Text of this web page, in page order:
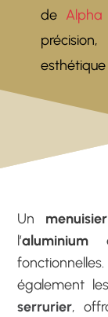
de Alpha
Un menuisier
l’aluminium
également
serrurier,